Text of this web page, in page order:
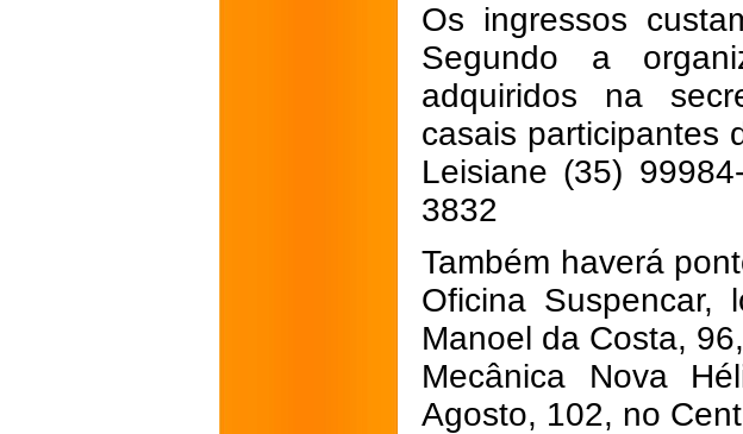
Os ingressos
Segundo a
adquiridos na
casais participantes
Leisiane (35)
3832
Também haverá
Oficina Suspencar,
Manoel da Costa,
Mecânica Nova
Agosto, 102, no